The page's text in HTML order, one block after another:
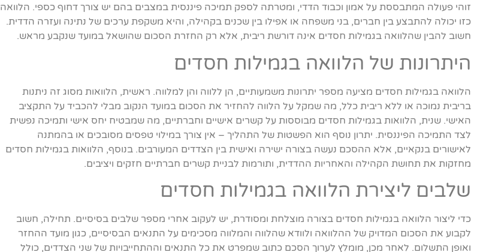
זוהי פעולה המתבססת על אמון וכבוד הדדי, ומטרתה לספק תמיכה פיננסית במצבים בהם יש צורך דחוף כספי. הלוואה
כזו יכולה להתבצע בין חברים, בני משפחה או אפילו בין שכנים בקהילה, והיא משקפת ערכים של נתינה ועזרה הדדית.
חשוב להבין שהלוואה בגמילות חסדים אינה דורשת ריבית, אלא רק החזרת הסכום שהושאל במועד שנקבע מראש.
היתרונות של הלוואה בגמילות חסדים
הלוואה בגמילות חסדים מציעה מספר יתרונות משמעותיים, הן ללווה והן למלווה. ראשית, הלוואות מסוג זה ניתנות
בריבית נמוכה או ללא ריבית כלל, מה שמקל על הלווה להחזיר את הסכום במועד הנקוב מבלי להכביד על התקציב
האישי. שנית, הלוואות בגמילות חסדים מבוססות על קשרים אישיים וחברתיים, מה שמבטיח יחס אישי ותמיכה נפשית
לצד התמיכה הפיננסית. יתרון נוסף הוא הפשטות של התהליך – אין צורך במילוי טפסים מסובכים או בהמתנה
לאישורים בנקאיים, אלא ההסכם נעשה בצורה ישירה ואישית בין הצדדים המעורבים. בנוסף, הלוואות בגמילות חסדים
מחזקות את תחושת הקהילה והאחריות ההדדית, ותורמות לבניית קשרים חברתיים חזקים ויציבים.
שלבים ליצירת הלוואה בגמילות חסדים
כדי ליצור הלוואה בגמילות חסדים בצורה מוצלחת ומסודרת, יש לעקוב אחרי מספר שלבים בסיסיים. תחילה, חשוב
לקבוע את הסכום המדויק של ההלוואה ולוודא שהלווה והמלווה מסכימים על התנאים הבסיסיים, כגון מועד ההחזר
ואופן התשלום. לאחר מכן, מומלץ לערוך הסכם כתוב שמפרט את כל התנאים וההתחייבויות של שני הצדדים, כולל